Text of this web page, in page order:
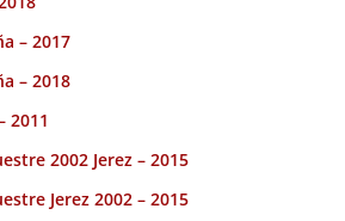
– 2017
– 2018
2011
2002 Jerez – 2015
Jerez 2002 – 2015